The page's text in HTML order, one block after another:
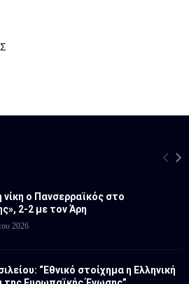
νίκη ο Πανσερραϊκός στο
2-2 με τον Άρη
2026
“Εθνικό στοίχημα η Ελληνική